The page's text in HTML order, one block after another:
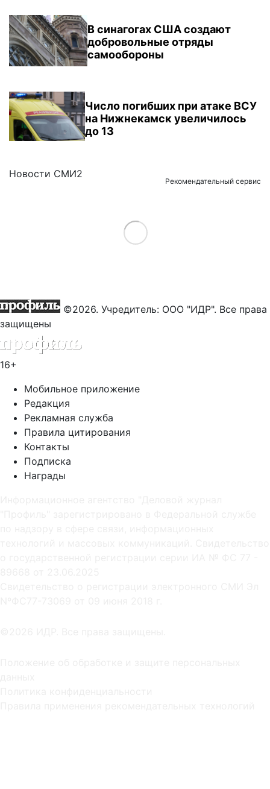
В синагогах США создают
добровольные отряды
самообороны
Число погибших при атаке ВСУ
на Нижнекамск увеличилось
до 13
Новости СМИ2
Рекомендательный сервис
Load More
©2026. Учредитель: ООО "ИДР". Все права
защищены
16+
Мобильное приложение
Редакция
Рекламная служба
Правила цитирования
Контакты
Подписка
Награды